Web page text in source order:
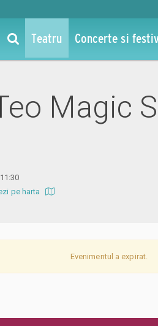
Teatru Concerte si
Magic
pe harta
Evenimentul a expirat.